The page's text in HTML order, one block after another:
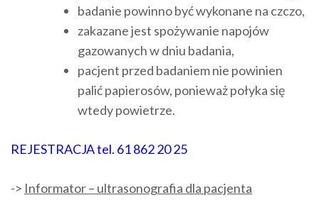
badanie powinno być wykonane na czczo,
zakazane jest spożywanie napojów
gazowanych w dniu badania,
pacjent przed badaniem nie powinien
palić papierosów, ponieważ połyka się
wtedy powietrze.
REJESTRACJA tel. 61 862 20 25
-> Informator – ultrasonografia dla pacjenta